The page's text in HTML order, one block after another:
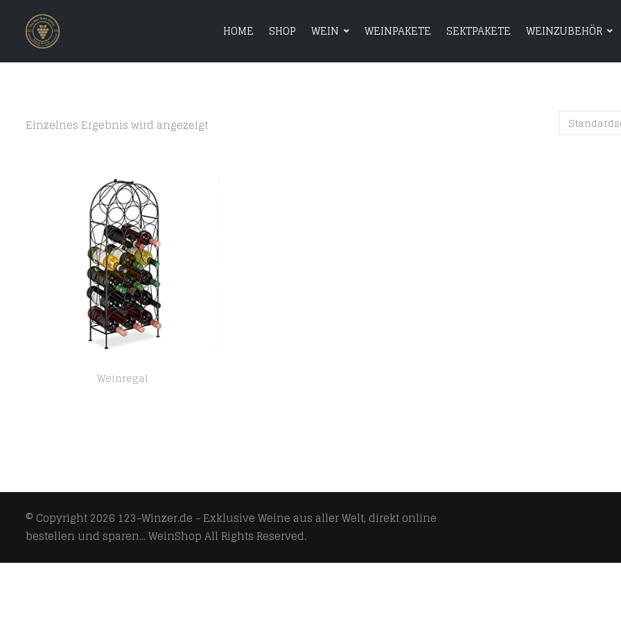
HOME SHOP WEIN WEINPAKETE SEKTPAKETE WEINZUBEHÖR
HOME SHOP WEIN WEINPAKETE
Einzelnes Ergebnis wird angezeigt
Weinregal
© Copyright 2026 123-Winzer.de - Exklusive Weine aus aller Welt, direkt online
bestellen und sparen... WeinShopAll Rights Reserved.